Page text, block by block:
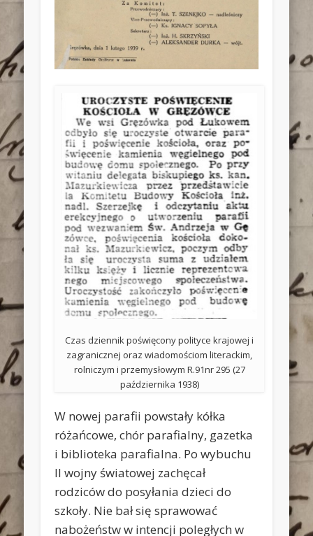
Czas dziennik poświęcony polityce krajowej i
zagranicznej oraz wiadomościom literackim,
rolniczym i przemysłowym R.91nr 295 (27
października 1938)
W nowej parafii powstały kółka
różańcowe, chór parafialny, gazetka
i biblioteka parafialna. Po wybuchu
II wojny światowej zachęcał
rodziców do posyłania dzieci do
szkoły. Nie bał się sprawować
nabożeństw w intencji poległych w